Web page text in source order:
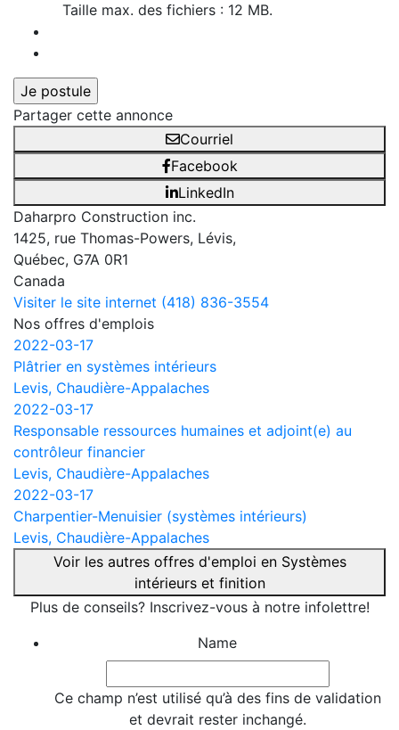
Taille max. des fichiers : 12 MB.
Partager cette annonce
Courriel
Facebook
LinkedIn
Daharpro Construction inc.
1425, rue Thomas-Powers, Lévis,
Québec, G7A 0R1
Canada
Visiter le site internet (418) 836-3554
Nos offres d'emplois
2022-03-17
Plâtrier en systèmes intérieurs
Levis, Chaudière-Appalaches
2022-03-17
Responsable ressources humaines et adjoint(e) au
contrôleur financier
Levis, Chaudière-Appalaches
2022-03-17
Charpentier-Menuisier (systèmes intérieurs)
Levis, Chaudière-Appalaches
Voir les autres offres d'emploi en Systèmes
intérieurs et finition
Plus de conseils? Inscrivez-vous à notre infolettre!
Name
Ce champ n’est utilisé qu’à des fins de validation
et devrait rester inchangé.